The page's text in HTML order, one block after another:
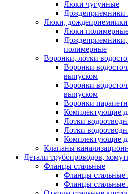
Люки чугунные
Дождеприемники
Люки,
Люки
полимерные
Воронки, лотки
Воронки
выпуском
Воронки
выпуском
Воронки
Комплектующие
Лотки
Лотки
Комплектующие
Клапаны
Детали трубопроводов,
Фланцы стальные
Фланцы стальные
Фланцы стальные